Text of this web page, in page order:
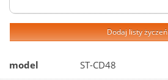
Dodaj listy życzeń
model ST-CD48